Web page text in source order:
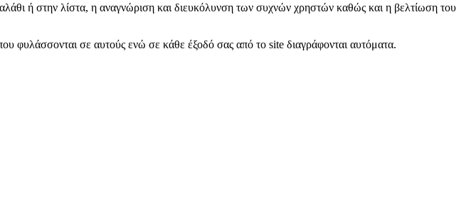
ή στην λίστα, η αναγνώριση και διευκόλυνση των συχνών χρηστών καθώς και η βελτίωση του
φυλάσσονται σε αυτούς ενώ σε κάθε έξοδό σας από το site διαγράφονται αυτόματα.